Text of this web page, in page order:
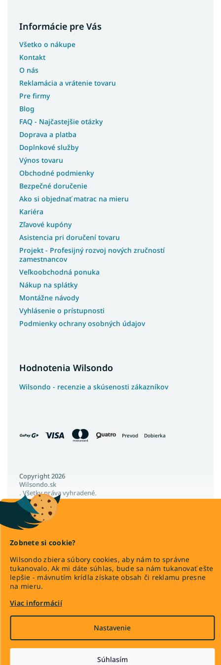
Zobnete si cookie?
Wilsondo zbiera súbory cookies, aby nám to správne
tukanovalo. Ak mi dáte súhlas, bude sa nám tukanovať ešte
lepšie - mávnutím krídla získate obsah či reklamu presne
na mieru.
Viac informácií
Nastavenie
Súhlasím
Postele s úložným priestorom a prístelkou
Študentské postele s úložným priestorom
Rohové postele s úložným priestorom
Postele bez čela
Postele s matracom
Postele 3v1
Rohové postele
Švédske postele
Luxusné postele z masívu
Postele z masívu s úložným priestorom
Postele s osvetlením
Postele so šuflíkmi
Nízke postele
Vysoké postele s úložným priestorom
Vysoké postele pre seniorov
Lacné postele z masívu
Manželské postele s úložným priestorom
Moderné manželské postele
Biele manželské postele
Manželské postele dub
Informácie pre Vás
Všetko o nákupe
Kontakt
O nás
Reklamácia a vrátenie tovaru
Pre firmy
Blog
FAQ - Najčastejšie otázky
Doprava a platba
Doplnkové služby
Výnos tovaru
Obchodné podmienky
Bezpečné doručenie
Ako si objednať matrac na mieru
Kariéra
Zľavové kupóny
Asistencia pri doručení tovaru
Projekt - Profesijný rozvoj nových zručností
zamestnancov
Veľkoobchodná ponuka
Nákup na splátky
Montážne návody
Vyhlásenie o prístupnosti
Podmienky ochrany osobných údajov
Hodnotenia Wilsondo
Wilsondo - recenzie a skúsenosti zákazníkov
Prevod Dobierka
Vytvoril Shoptet Premium
Copyright 2026
Wilsondo.sk
. Všetky práva vyhradené.
Upraviť nastavenie cookies